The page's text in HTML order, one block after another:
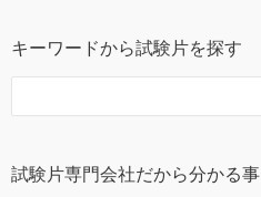
キーワードから試験片を探す
試験片専門会社だから分かる事